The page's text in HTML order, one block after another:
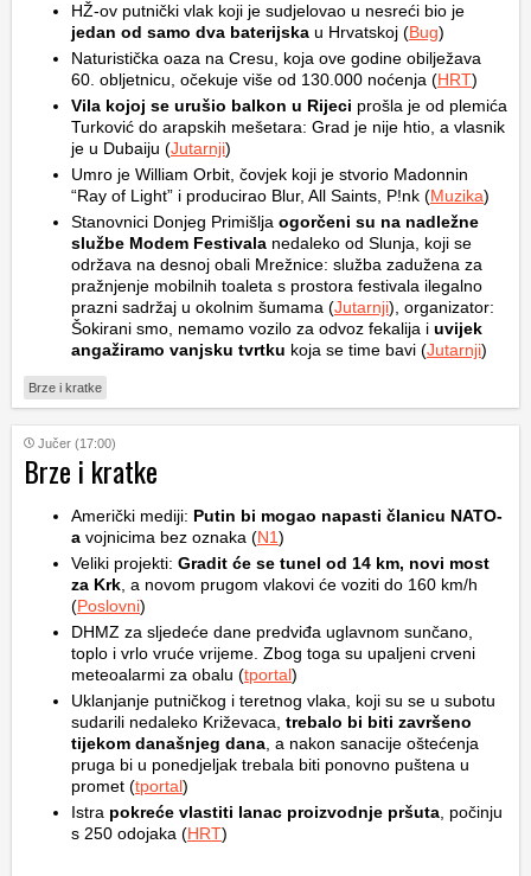
HŽ-ov putnički vlak koji je sudjelovao u nesreći bio je
jedan od samo dva baterijska u Hrvatskoj (Bug)
Naturistička oaza na Cresu, koja ove godine obilježava
60. obljetnicu, očekuje više od 130.000 noćenja (HRT)
Vila kojoj se urušio balkon u Rijeci prošla je od plemića
Turković do arapskih mešetara: Grad je nije htio, a vlasnik
je u Dubaiju (Jutarnji)
Umro je William Orbit, čovjek koji je stvorio Madonnin
“Ray of Light” i producirao Blur, All Saints, P!nk (Muzika)
Stanovnici Donjeg Primišlja ogorčeni su na nadležne
službe Modem Festivala nedaleko od Slunja, koji se
održava na desnoj obali Mrežnice: služba zadužena za
pražnjenje mobilnih toaleta s prostora festivala ilegalno
prazni sadržaj u okolnim šumama (Jutarnji), organizator:
Šokirani smo, nemamo vozilo za odvoz fekalija i uvijek
angažiramo vanjsku tvrtku koja se time bavi (Jutarnji)
Brze i kratke
Jučer (17:00)
Brze i kratke
Američki mediji: Putin bi mogao napasti članicu NATO-
a vojnicima bez oznaka (N1)
Veliki projekti: Gradit će se tunel od 14 km, novi most
za Krk , a novom prugom vlakovi će voziti do 160 km/h
(Poslovni)
DHMZ za sljedeće dane predviđa uglavnom sunčano,
toplo i vrlo vruće vrijeme. Zbog toga su upaljeni crveni
meteoalarmi za obalu (tportal)
Uklanjanje putničkog i teretnog vlaka, koji su se u subotu
sudarili nedaleko Križevaca, trebalo bi biti završeno
tijekom današnjeg dana , a nakon sanacije oštećenja
pruga bi u ponedjeljak trebala biti ponovno puštena u
promet (tportal)
Istra pokreće vlastiti lanac proizvodnje pršuta , počinju
s 250 odojaka (HRT)